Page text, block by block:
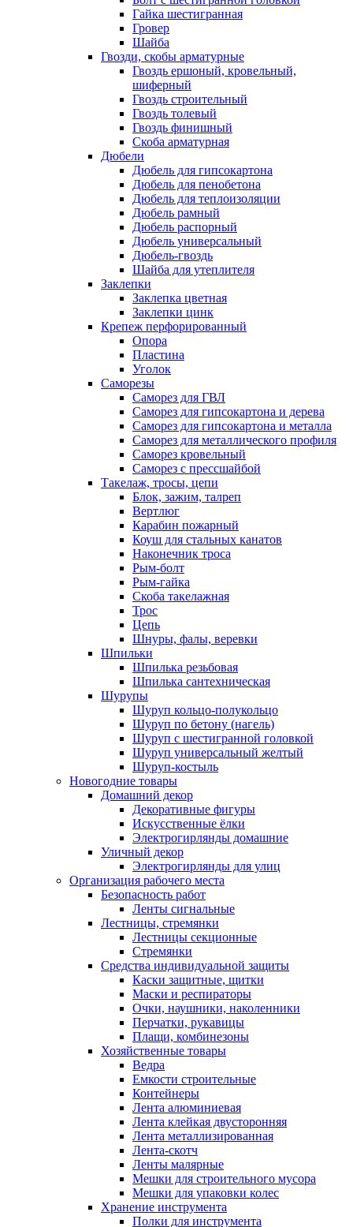
Гайка шестигранная
Гровер
Шайба
Гвозди, скобы арматурные
Гвоздь ершоный, кровельный,
шиферный
Гвоздь строительный
Гвоздь толевый
Гвоздь финишный
Скоба арматурная
Дюбели
Дюбель для гипсокартона
Дюбель для пенобетона
Дюбель для теплоизоляции
Дюбель рамный
Дюбель распорный
Дюбель универсальный
Дюбель-гвоздь
Шайба для утеплителя
Заклепки
Заклепка цветная
Заклепки цинк
Крепеж перфорированный
Опора
Пластина
Уголок
Саморезы
Саморез для ГВЛ
Саморез для гипсокартона и дерева
Саморез для гипсокартона и металла
Саморез для металлического профиля
Саморез кровельный
Саморез с прессшайбой
Такелаж, тросы, цепи
Блок, зажим, талреп
Вертлюг
Карабин пожарный
Коуш для стальных канатов
Наконечник троса
Рым-болт
Рым-гайка
Скоба такелажная
Трос
Цепь
Шнуры, фалы, веревки
Шпильки
Шпилька резьбовая
Шпилька сантехническая
Шурупы
Шуруп кольцо-полукольцо
Шуруп по бетону (нагель)
Шуруп с шестигранной головкой
Шуруп универсальный желтый
Шуруп-костыль
Новогодние товары
Домашний декор
Декоративные фигуры
Искусственные ёлки
Электрогирлянды домашние
Уличный декор
Электрогирлянды для улиц
Организация рабочего места
Безопасность работ
Ленты сигнальные
Лестницы, стремянки
Лестницы секционные
Стремянки
Средства индивидуальной защиты
Каски защитные, щитки
Маски и респираторы
Очки, наушники, наколенники
Перчатки, рукавицы
Плащи, комбинезоны
Хозяйственные товары
Ведра
Емкости строительные
Контейнеры
Лента алюминиевая
Лента клейкая двусторонняя
Лента металлизированная
Лента-скотч
Ленты малярные
Мешки для строительного мусора
Мешки для упаковки колес
Хранение инструмента
Полки для инструмента